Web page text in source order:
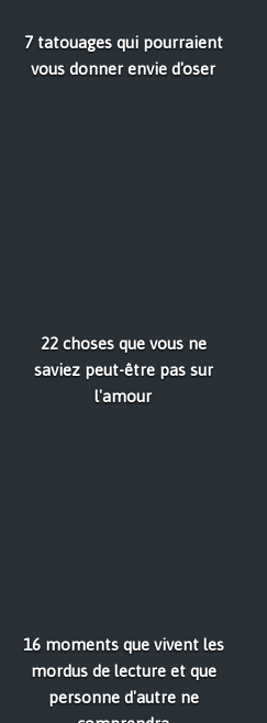
7 tatouages qui pourraient
vous donner envie d'oser
22 choses que vous ne
saviez peut-être pas sur
l'amour
16 moments que vivent les
mordus de lecture et que
personne d'autre ne